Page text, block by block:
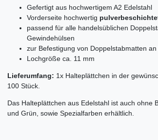
Gefertigt aus hochwertigem A2 Edelstahl
Vorderseite hochwertig
passend für alle handelsüblichen
Gewindehülsen
zur Befestigung von Doppelstabmatten
Lochgröße ca. 11 mm
Lieferumfang: 1x Halteplättchen in der
100 Stück.
Das Halteplättchen aus Edelstahl ist auch ohne
und Grün, sowie Spezialfarben erhältlich.